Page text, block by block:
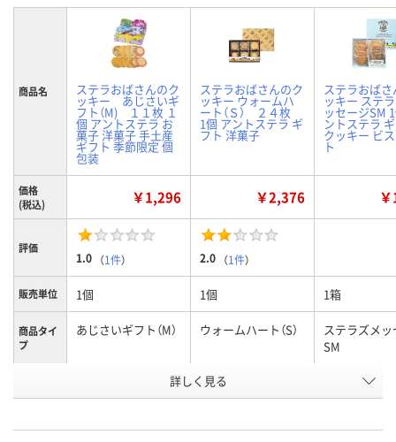
商品名 ステラおばさんのク
ッキー あじさいギ
フト（M) １１枚 １
個 アントステラ お
菓子 洋菓子 手土産
ギフト 季節限定 個
包装
ステラおばさんのク
ッキー ウォームハ
ート（Ｓ） ２４枚
1個 アントステラ ギ
フト 洋菓子
ステラおば
ッキー ステ
ッセージSM
ントステラ
クッキー ビ
ト
価格
(税込)
￥1,296 ￥2,376
評価
1.0 （1件） 2.0 （1件）
販売単位 1個 1個 1箱
商品タイ
プ
あじさいギフト（M） ウォームハート（S）
ステラズメ
SM
RX95856 XH79479
詳しく見る